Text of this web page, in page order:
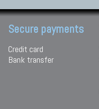
Secure payments
Credit card
Bank transfer